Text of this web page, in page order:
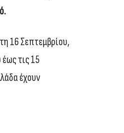
16 Σεπτεμβρίου,
τις 15
έχουν